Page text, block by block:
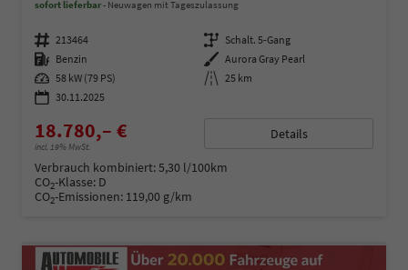
sofort lieferbar Neuwagen mit Tageszulassung
Fahrzeugnummer 213464 Getriebe Schalt. 5-Gang
Kraftstoff Benzin Außenfarbe Aurora Gray Pearl
Leistung 58 kW (79 PS) Kilometerstand 25 km
30.11.2025
18.780,– €
incl. 19% MwSt.
Details
Verbrauch kombiniert:5,30 l/100km
CO2-Klasse: D
CO2-Emissionen: 119,00 g/km